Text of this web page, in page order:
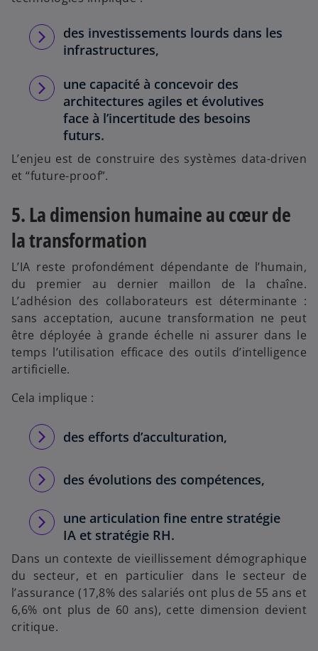
des investissements lourds dans les
infrastructures,
une capacité à concevoir des
architectures agiles et évolutives
face à l’incertitude des besoins
futurs.
L’enjeu est de construire des systèmes data-driven
et “future-proof”.
5. La dimension humaine au cœur de
la transformation
L’IA reste profondément dépendante de l’humain,
du premier au dernier maillon de la chaîne.
L’adhésion des collaborateurs est déterminante :
sans acceptation, aucune transformation ne peut
être déployée à grande échelle ni assurer dans le
temps l’utilisation efficace des outils d’intelligence
artificielle.
Cela implique :
des efforts d’acculturation,
des évolutions des compétences,
une articulation fine entre stratégie
IA et stratégie RH.
Dans un contexte de vieillissement démographique
du secteur, et en particulier dans le secteur de
l’assurance (17,8% des salariés ont plus de 55 ans et
6,6% ont plus de 60 ans), cette dimension devient
critique.